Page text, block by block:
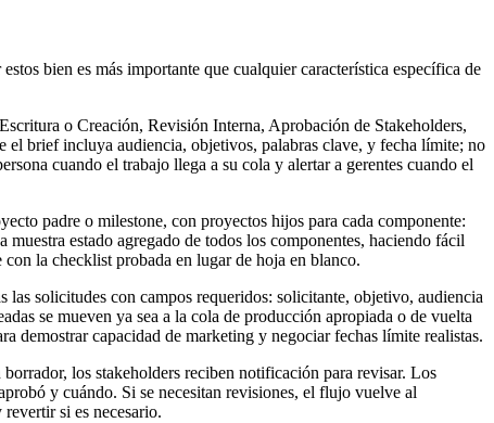
bien es más importante que cualquier característica específica de
o Creación, Revisión Interna, Aprobación de Stakeholders,
el brief incluya audiencia, objetivos, palabras clave, y fecha límite; no
cuando el trabajo llega a su cola y alertar a gerentes cuando el
padre o milestone, con proyectos hijos para cada componente:
estado agregado de todos los componentes, haciendo fácil
la checklist probada en lugar de hoja en blanco.
solicitudes con campos requeridos: solicitante, objetivo, audiencia
se mueven ya sea a la cola de producción apropiada o de vuelta
demostrar capacidad de marketing y negociar fechas límite realistas.
los stakeholders reciben notificación para revisar. Los
y cuándo. Si se necesitan revisiones, el flujo vuelve al
si es necesario.